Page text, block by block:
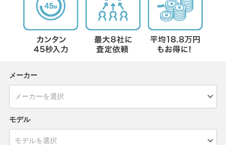
メーカー
モデル